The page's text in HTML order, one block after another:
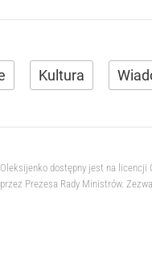
Kultura
dostępny jest na
Prezesa Rady Ministrów.